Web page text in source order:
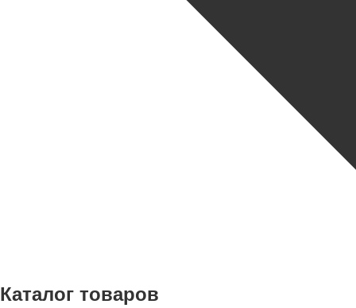
Каталог товаров